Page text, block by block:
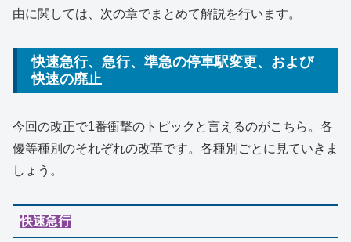
由に関しては、次の章でまとめて解説を行います。
快速急行、急行、準急の停車駅変更、および
快速の廃止
今回の改正で1番衝撃のトピックと言えるのがこちら。各
優等種別のそれぞれの改革です。各種別ごとに見ていきま
しょう。
快速急行